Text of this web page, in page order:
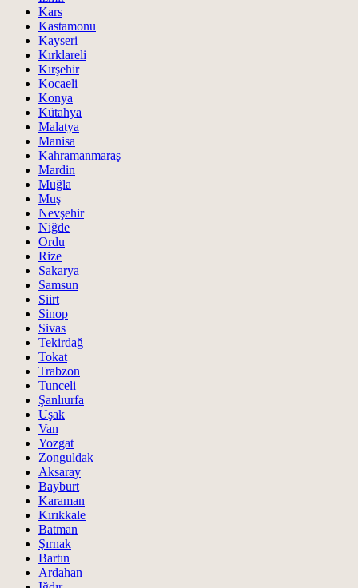
Kars
Kastamonu
Kayseri
Kırklareli
Kırşehir
Kocaeli
Konya
Kütahya
Malatya
Manisa
Kahramanmaraş
Mardin
Muğla
Muş
Nevşehir
Niğde
Ordu
Rize
Sakarya
Samsun
Siirt
Sinop
Sivas
Tekirdağ
Tokat
Trabzon
Tunceli
Şanlıurfa
Uşak
Van
Yozgat
Zonguldak
Aksaray
Bayburt
Karaman
Kırıkkale
Batman
Şırnak
Bartın
Ardahan